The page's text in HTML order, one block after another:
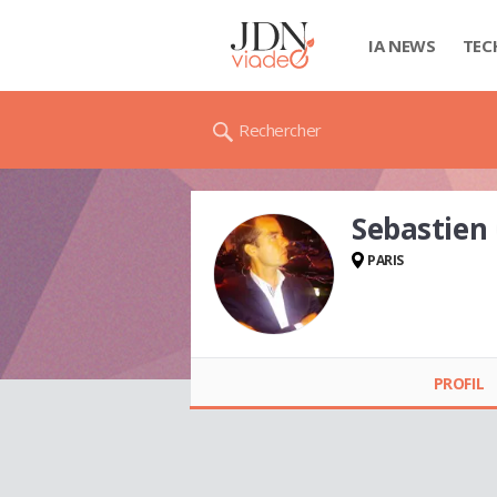
IA NEWS
Rechercher
Sebastien
PARIS
PROFIL